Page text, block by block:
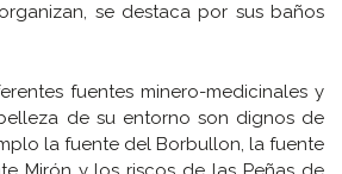
se destaca por sus baños
fuentes minero-medicinales y
de su entorno son dignos de
la fuente del Borbullon, la fuente